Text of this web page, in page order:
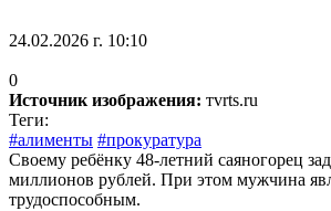
24.02.2026 г. 10:10
0
Источник изображения: тvrts.ru
Теги:
#алименты #прокуратура
Своему ребёнку 48-летний саяногорец
миллионов рублей. При этом мужчина
трудоспособным.